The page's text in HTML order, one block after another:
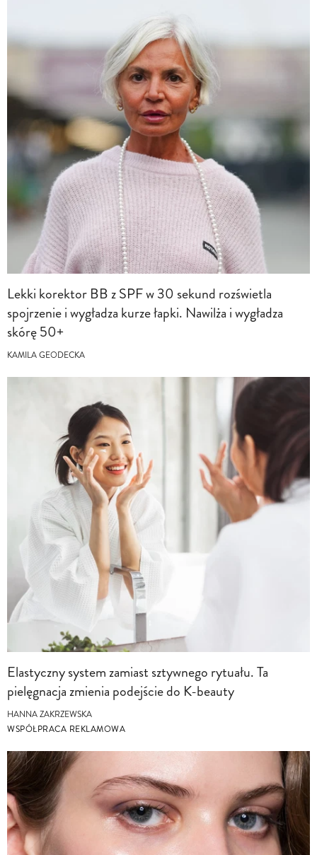
Lekki korektor BB z SPF w 30 sekund rozświetla
spojrzenie i wygładza kurze łapki. Nawilża i wygładza
skórę 50+
KAMILA GEODECKA
Elastyczny system zamiast sztywnego rytuału. Ta
pielęgnacja zmienia podejście do K-beauty
HANNA ZAKRZEWSKA
WSPÓŁPRACA REKLAMOWA